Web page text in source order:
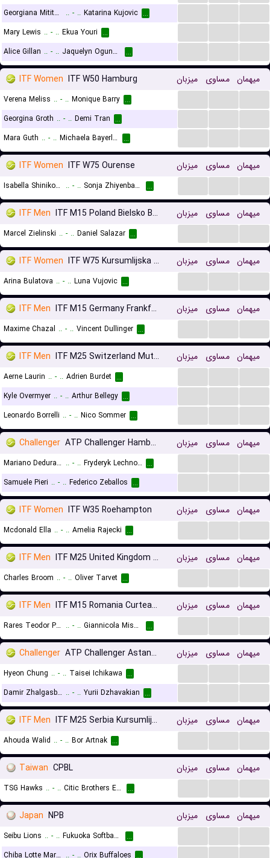
Georgiana Mititelu
.. - .. Katarina Kujovic ...
Mary Lewis .. - .. Ekua Youri ...
Alice Gillan .. - .. Jaquelyn Ogunwale ...
ITF Women ITF W50 Hamburg میزبان مساوی میهمان
Verena Meliss .. - .. Monique Barry ...
Georgina Groth .. - .. Demi Tran ...
Mara Guth .. - .. Michaela Bayerlova ...
ITF Women ITF W75 Ourense میزبان مساوی میهمان
Isabella Shinikova .. - .. Sonja Zhiyenbayeva ...
ITF Men ITF M15 Poland Bielsko Biala میزبان مساوی میهمان
Marcel Zielinski .. - .. Daniel Salazar ...
ITF Women ITF W75 Kursumlijska Banja میزبان مساوی میهمان
Arina Bulatova .. - .. Luna Vujovic ...
ITF Men ITF M15 Germany Frankfurt میزبان مساوی میهمان
Maxime Chazal .. - .. Vincent Dullinger ...
ITF Men ITF M25 Switzerland Muttenz میزبان مساوی میهمان
Aerne Laurin .. - .. Adrien Burdet ...
Kyle Overmyer .. - .. Arthur Bellegy ...
Leonardo Borrelli .. - .. Nico Sommer ...
Challenger ATP Challenger Hamburg, Qualifications میزبان مساوی میهمان
Mariano Dedura-Palomero .. - .. Fryderyk Lechno-Wasiutynski ...
Samuele Pieri .. - .. Federico Zeballos ...
ITF Women ITF W35 Roehampton میزبان مساوی میهمان
Mcdonald Ella .. - .. Amelia Rajecki ...
ITF Men ITF M25 United Kingdom Roehampton میزبان مساوی میهمان
Charles Broom .. - .. Oliver Tarvet ...
ITF Men ITF M15 Romania Curtea de Arges میزبان مساوی میهمان
Rares Teodor Pieleanu .. - .. Giannicola Misasi ...
Challenger ATP Challenger Astana, Qualifications میزبان مساوی میهمان
Hyeon Chung .. - .. Taisei Ichikawa ...
Damir Zhalgasbay .. - .. Yurii Dzhavakian ...
ITF Men ITF M25 Serbia Kursumlijska Banja میزبان مساوی میهمان
Ahouda Walid .. - .. Bor Artnak ...
Taiwan CPBL میزبان مساوی میهمان
TSG Hawks .. - .. Citic Brothers Elephants ...
Japan NPB میزبان مساوی میهمان
Seibu Lions .. - .. Fukuoka Softbank Hawks ...
Chiba Lotte Marines .. - .. Orix Buffaloes ...